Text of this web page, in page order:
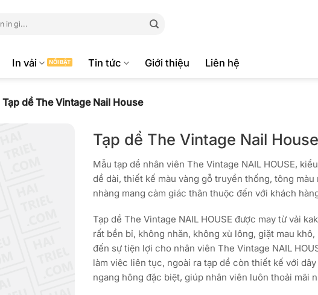
In vải Tin tức Giới thiệu Liên hệ
Tạp dề The Vintage Nail House
Tạp dề The Vintage Nail House
Mẫu tạp dề nhân viên The Vintage NAIL HOUSE,
dề dài, thiết kế màu vàng gỗ truyền thống, tông màu
nhàng mang cảm giác thân thuộc đến với khách
Tạp dề The Vintage NAIL HOUSE được may từ vải
rất bền bỉ, không nhăn, không xù lông, giặt mau khô,
đến sự tiện lợi cho nhân viên The Vintage NAIL
làm việc liên tục, ngoài ra tạp dề còn thiết kế với
ngang hông đặc biệt, giúp nhân viên luôn thoải mãi